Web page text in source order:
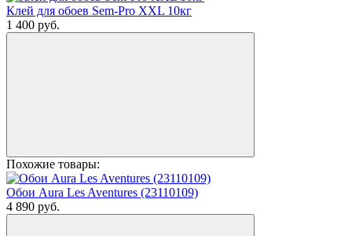
Клей для обоев Sem-Pro XXL 10кг
1 400 руб.
Похожие товары:
Обои Aura Les Aventures (23110109)
4 890 руб.